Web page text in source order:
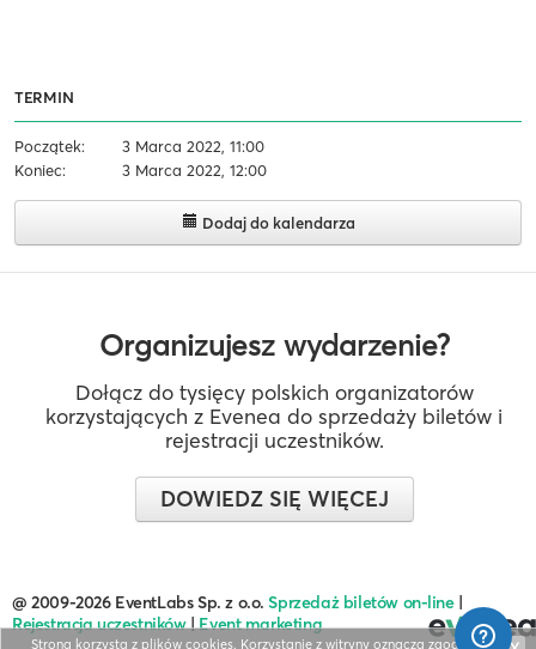
TERMIN
Początek:
3 Marca 2022, 11:00
Koniec:
3 Marca 2022, 12:00
Dodaj do kalendarza
Organizujesz wydarzenie?
Dołącz do tysięcy polskich organizatorów
korzystających z Evenea do sprzedaży biletów i
rejestracji uczestników.
DOWIEDZ SIĘ WIĘCEJ
@ 2009-2026 EventLabs Sp. z o.o.Sprzedaż biletów on-line|
Rejestracja uczestników|Event marketing
Strona korzysta z plików cookies. Korzystanie z witryny oznacza zgodę na ich